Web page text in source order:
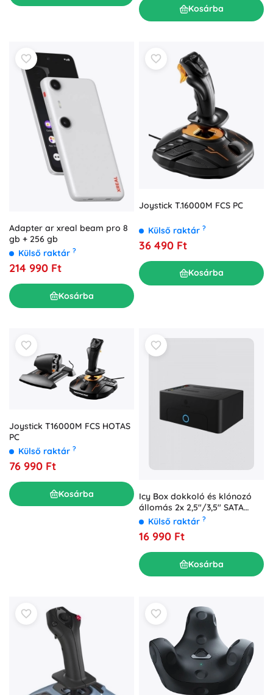
Kosárba
Adapter ar xreal beam pro 8
gb + 256 gb
Külső raktár ?
214 990 Ft
Kosárba
Joystick T.16000M FCS PC
Külső raktár ?
36 490 Ft
Kosárba
Joystick T16000M FCS HOTAS
PC
Külső raktár ?
76 990 Ft
Kosárba
Icy Box dokkoló és klónozó
állomás 2x 2,5"/3,5" SATA
HDD/SSD-hez USB 3.0-val,
Külső raktár ?
16 990 Ft
Kosárba